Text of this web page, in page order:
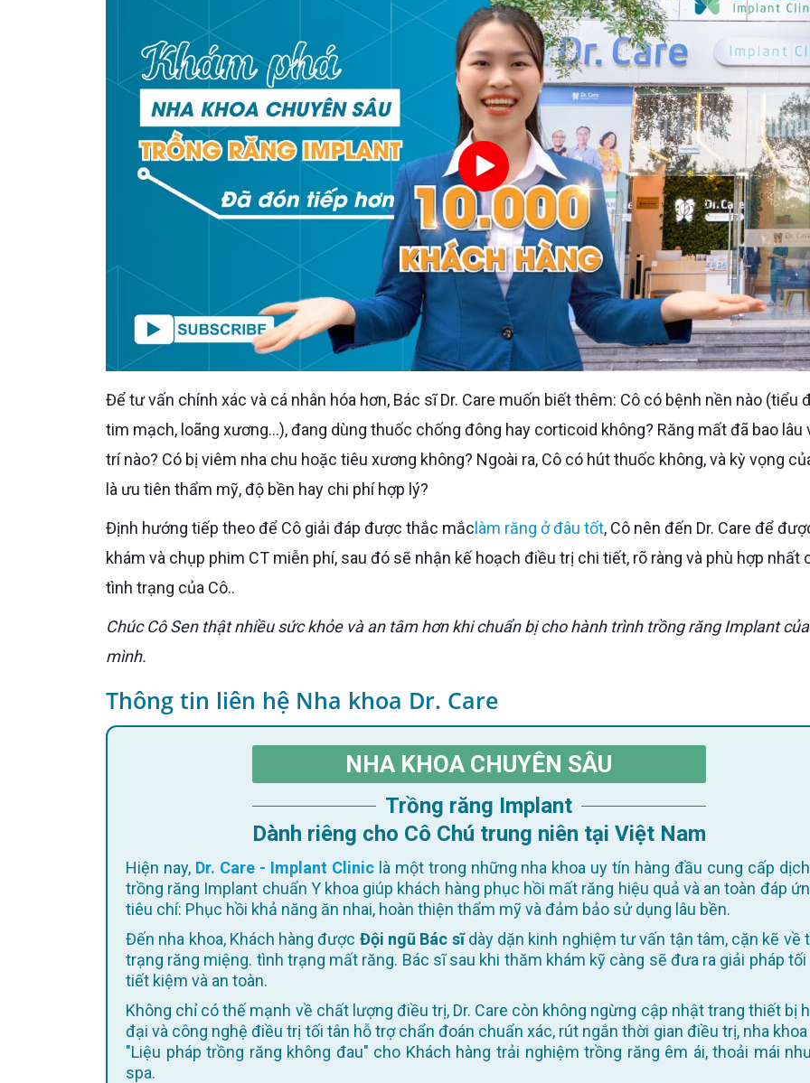
Để tư vấn chính xác và cá nhân hóa hơn, Bác sĩ Dr. Care muốn biết thêm: Cô có bệnh nền nào (tiểu đường,
tim mạch, loãng xương…), đang dùng thuốc chống đông hay corticoid không? Răng mất đã bao lâu
trí nào? Có bị viêm nha chu hoặc tiêu xương không? Ngoài ra, Cô có hút thuốc không, và kỳ vọng
là ưu tiên thẩm mỹ, độ bền hay chi phí hợp lý?
Định hướng tiếp theo để Cô giải đáp được thắc mắc làm răng ở đâu tốt, Cô nên đến Dr. Care để
khám và chụp phim CT miễn phí, sau đó sẽ nhận kế hoạch điều trị chi tiết, rõ ràng và phù hợp nhất
tình trạng của Cô..
Chúc Cô Sen thật nhiều sức khỏe và an tâm hơn khi chuẩn bị cho hành trình trồng răng Implant của
mình.
Thông tin liên hệ Nha khoa Dr. Care
NHA KHOA CHUYÊN SÂU
Trồng răng Implant
Dành riêng cho Cô Chú trung niên tại Việt Nam
Hiện nay, Dr. Care - Implant Cliniclà một trong những nha khoa uy tín hàng đầu cung cấp
trồng răng Implant chuẩn Y khoa giúp khách hàng phục hồi mất răng hiệu quả và an toàn đáp
tiêu chí: Phục hồi khả năng ăn nhai, hoàn thiện thẩm mỹ và đảm bảo sử dụng lâu bền.
Đến nha khoa, Khách hàng được Đội ngũ Bác sĩdày dặn kinh nghiệm tư vấn tận tâm, cặn kẽ về
trạng răng miệng. tình trạng mất răng. Bác sĩ sau khi thăm khám kỹ càng sẽ đưa ra giải pháp tối
tiết kiệm và an toàn.
Không chỉ có thế mạnh về chất lượng điều trị, Dr. Care còn không ngừng cập nhật trang thiết bị hiện
đại và công nghệ điều trị tối tân hỗ trợ chẩn đoán chuẩn xác, rút ngắn thời gian điều trị, nha
"Liệu pháp trồng răng không đau" cho Khách hàng trải nghiệm trồng răng êm ái, thoải mái
spa.